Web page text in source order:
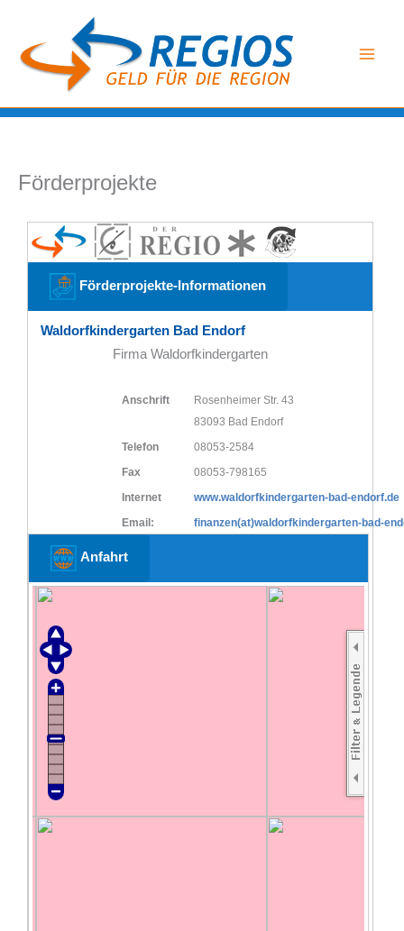
springen
Förderprojekte
Förderprojekte-Informationen
Waldorfkindergarten Bad Endorf
Firma Waldorfkindergarten
Anschrift
Rosenheimer Str. 43
83093 Bad Endorf
Telefon
08053-2584
Fax
08053-798165
Internet
www.waldorfkindergarten-bad-endorf.de
Email:
finanzen(at)waldorfkindergarten-bad-
Anfahrt